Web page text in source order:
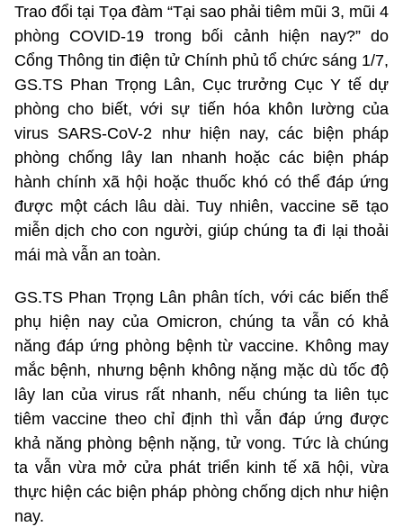
Trao đổi tại Tọa đàm “Tại sao phải tiêm mũi 3, mũi 4
phòng COVID-19 trong bối cảnh hiện nay?” do
Cổng Thông tin điện tử Chính phủ tổ chức sáng 1/7,
GS.TS Phan Trọng Lân, Cục trưởng Cục Y tế dự
phòng cho biết, với sự tiến hóa khôn lường của
virus SARS-CoV-2 như hiện nay, các biện pháp
phòng chống lây lan nhanh hoặc các biện pháp
hành chính xã hội hoặc thuốc khó có thể đáp ứng
được một cách lâu dài. Tuy nhiên, vaccine sẽ tạo
miễn dịch cho con người, giúp chúng ta đi lại thoải
mái mà vẫn an toàn.
GS.TS Phan Trọng Lân phân tích, với các biến thể
phụ hiện nay của Omicron, chúng ta vẫn có khả
năng đáp ứng phòng bệnh từ vaccine. Không may
mắc bệnh, nhưng bệnh không nặng mặc dù tốc độ
lây lan của virus rất nhanh, nếu chúng ta liên tục
tiêm vaccine theo chỉ định thì vẫn đáp ứng được
khả năng phòng bệnh nặng, tử vong. Tức là chúng
ta vẫn vừa mở cửa phát triển kinh tế xã hội, vừa
thực hiện các biện pháp phòng chống dịch như hiện
nay.